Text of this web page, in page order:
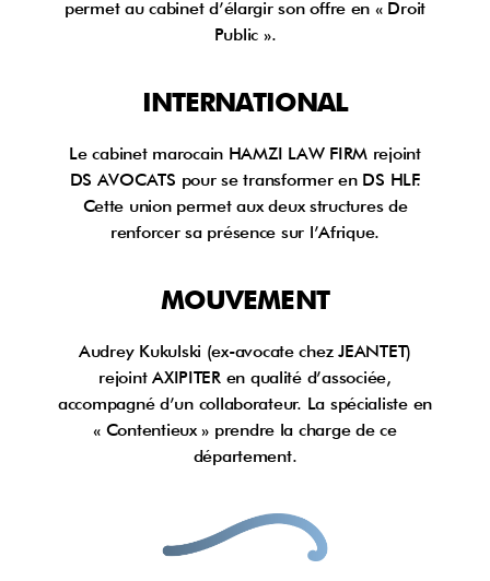
permet au cabinet d’élargir son offre en « Droit
Public ».
INTERNATIONAL
Le cabinet marocain HAMZI LAW FIRM rejoint
DS AVOCATS pour se transformer en DS HLF.
Cette union permet aux deux structures de
renforcer sa présence sur l’Afrique.
MOUVEMENT
Audrey Kukulski (ex-avocate chez JEANTET)
rejoint AXIPITER en qualité d’associée,
accompagné d’un collaborateur. La spécialiste en
« Contentieux » prendre la charge de ce
département.